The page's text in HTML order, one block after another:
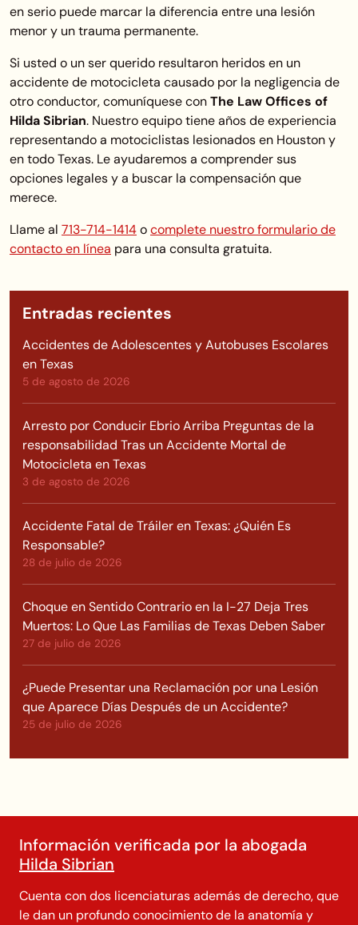
en serio puede marcar la diferencia entre una lesión
menor y un trauma permanente.
Si usted o un ser querido resultaron heridos en un
accidente de motocicleta causado por la negligencia de
otro conductor, comuníquese conThe Law Offices of
Hilda Sibrian. Nuestro equipo tiene años de experiencia
representando a motociclistas lesionados en Houston y
en todo Texas. Le ayudaremos a comprender sus
opciones legales y a buscar la compensación que
merece.
Llame al 713-714-1414ocomplete nuestro formulario de
contacto en línea para una consulta gratuita.
Entradas recientes
Accidentes de Adolescentes y Autobuses Escolares
en Texas
5 de agosto de 2026
Arresto por Conducir Ebrio Arriba Preguntas de la
responsabilidad Tras un Accidente Mortal de
Motocicleta en Texas
3 de agosto de 2026
Accidente Fatal de Tráiler en Texas: ¿Quién Es
Responsable?
28 de julio de 2026
Choque en Sentido Contrario en la I-27 Deja Tres
Muertos: Lo Que Las Familias de Texas Deben Saber
27 de julio de 2026
¿Puede Presentar una Reclamación por una Lesión
que Aparece Días Después de un Accidente?
25 de julio de 2026
Información verificada por la abogada
Hilda Sibrian
Cuenta con dos licenciaturas además de derecho, que
le dan un profundo conocimiento de la anatomía y